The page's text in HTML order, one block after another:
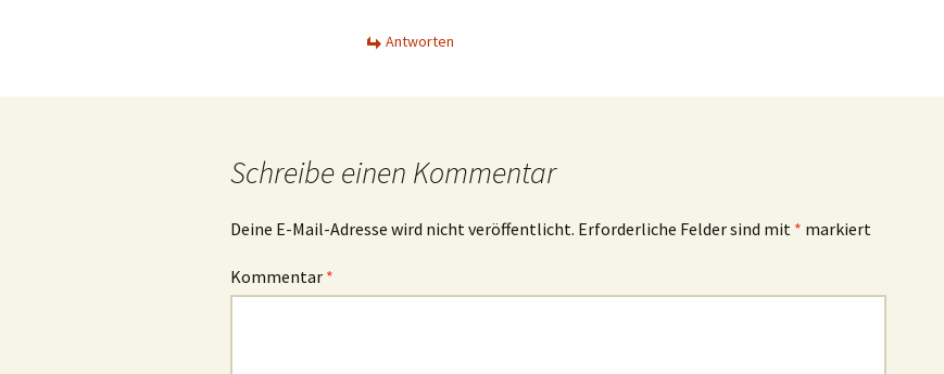
Antworten
Schreibe einen Kommentar
Deine E-Mail-Adresse wird nicht veröffentlicht. Erforderliche Felder sind mit * markiert
Kommentar *